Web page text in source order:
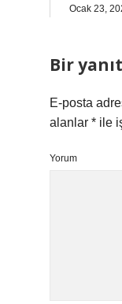
Ocak 23,
Bir
E-posta
alanlar * ile
Yorum